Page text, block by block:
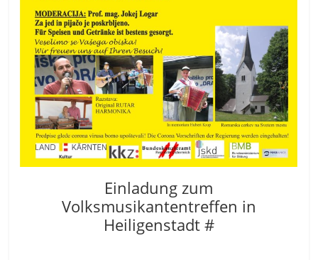
Einladung zum
Volksmusikantentreffen in
Heiligenstadt #